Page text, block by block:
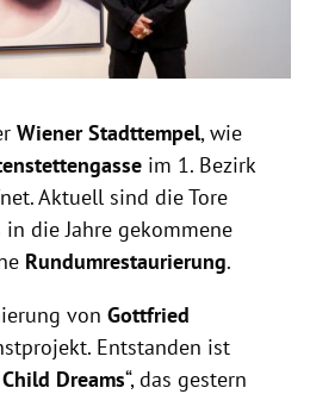
Wiener Stadttempel, wie
im 1. Bezirk
Aktuell sind die Tore
die Jahre gekommene
Rundumrestaurierung.
von Gottfried
Entstanden ist
Dreams“, das gestern